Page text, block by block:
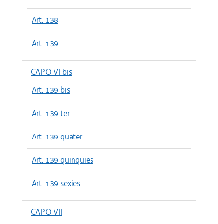
Art. 138
Art. 139
CAPO VI bis
Art. 139 bis
Art. 139 ter
Art. 139 quater
Art. 139 quinquies
Art. 139 sexies
CAPO VII